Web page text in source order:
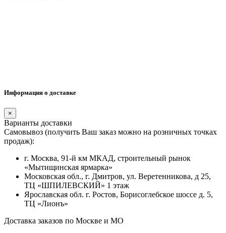
Информация о доставке
×
Варианты доставки
Самовывоз (получить Ваш заказ можно на розничных точках
продаж):
г. Москва, 91-й км МКАД, строительный рынок
«Мытищинская ярмарка»
Московская обл., г. Дмитров, ул. Веретенникова, д 25,
ТЦ «ШПИЛЕВСКИЙ» 1 этаж
Ярославская обл. г. Ростов, Борисоглебское шоссе д. 5,
ТЦ «Лионъ»
Доставка заказов по Москве и МО